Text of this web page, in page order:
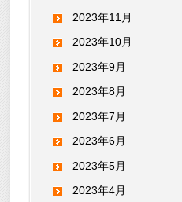
2023年11月
2023年10月
2023年9月
2023年8月
2023年7月
2023年6月
2023年5月
2023年4月